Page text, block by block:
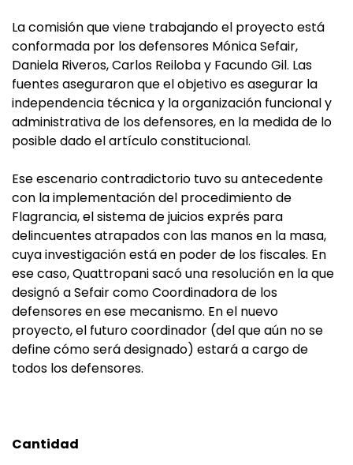
La comisión que viene trabajando el proyecto está
conformada por los defensores Mónica Sefair,
Daniela Riveros, Carlos Reiloba y Facundo Gil. Las
fuentes aseguraron que el objetivo es asegurar la
independencia técnica y la organización funcional y
administrativa de los defensores, en la medida de lo
posible dado el artículo constitucional.
Ese escenario contradictorio tuvo su antecedente
con la implementación del procedimiento de
Flagrancia, el sistema de juicios exprés para
delincuentes atrapados con las manos en la masa,
cuya investigación está en poder de los fiscales. En
ese caso, Quattropani sacó una resolución en la que
designó a Sefair como Coordinadora de los
defensores en ese mecanismo. En el nuevo
proyecto, el futuro coordinador (del que aún no se
define cómo será designado) estará a cargo de
todos los defensores.
Cantidad